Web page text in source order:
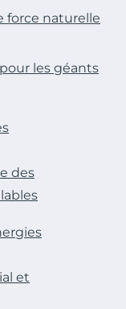
force naturelle
les géants
des
et